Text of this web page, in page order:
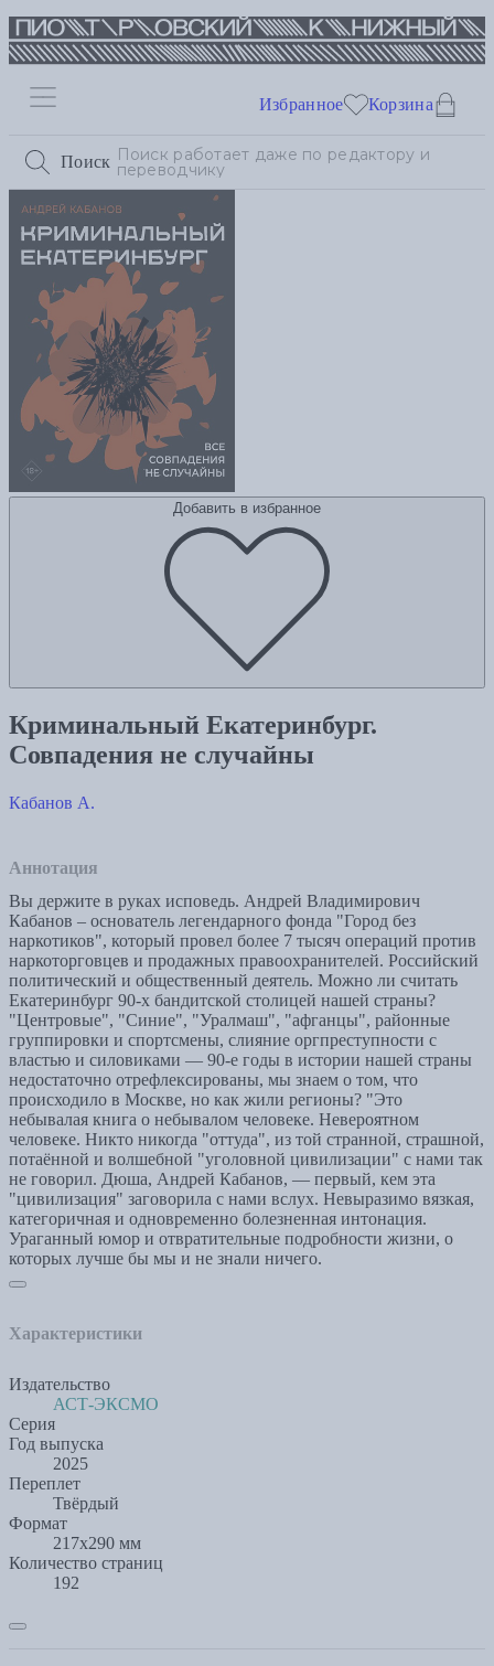
Поиск
Избранное Корзина
Добавить в избранное
Криминальный Екатеринбург.
Совпадения не случайны
Кабанов А.
Аннотация
Вы держите в руках исповедь. Андрей Владимирович
Кабанов – основатель легендарного фонда "Город без
наркотиков", который провел более 7 тысяч операций против
наркоторговцев и продажных правоохранителей. Российский
политический и общественный деятель. Можно ли считать
Екатеринбург 90-х бандитской столицей нашей страны?
"Центровые", "Синие", "Уралмаш", "афганцы", районные
группировки и спортсмены, слияние оргпреступности с
властью и силовиками — 90-е годы в истории нашей страны
недостаточно отрефлексированы, мы знаем о том, что
происходило в Москве, но как жили регионы? "Это
небывалая книга о небывалом человеке. Невероятном
человеке. Никто никогда "оттуда", из той странной, страшной,
потаённой и волшебной "уголовной цивилизации" с нами так
не говорил. Дюша, Андрей Кабанов, — первый, кем эта
"цивилизация" заговорила с нами вслух. Невыразимо вязкая,
категоричная и одновременно болезненная интонация.
Ураганный юмор и отвратительные подробности жизни, о
которых лучше бы мы и не знали ничего.
Характеристики
Издательство
АСТ-ЭКСМО
Серия
Год выпуска
2025
Переплет
Твёрдый
Формат
217х290 мм
Количество страниц
192